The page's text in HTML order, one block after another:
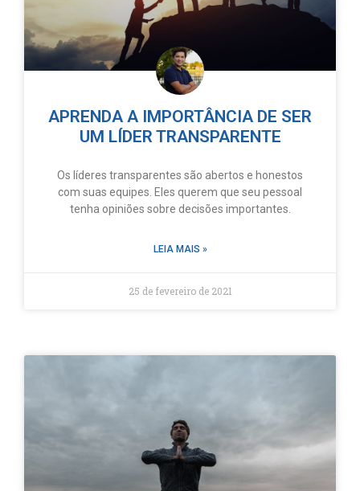
APRENDA A IMPORTÂNCIA DE SER
UM LÍDER TRANSPARENTE
Os líderes transparentes são abertos e honestos
com suas equipes. Eles querem que seu pessoal
tenha opiniões sobre decisões importantes.
LEIA MAIS »
25 de fevereiro de 2021